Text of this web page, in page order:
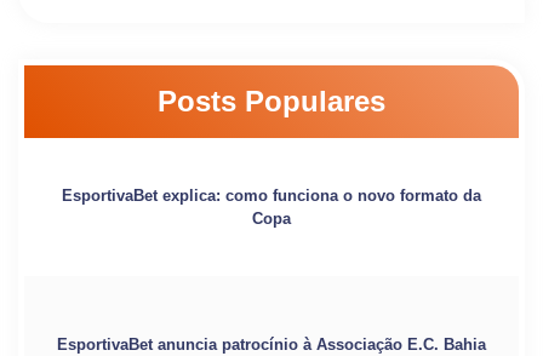
Posts Populares
EsportivaBet explica: como funciona o novo formato da
Copa
EsportivaBet anuncia patrocínio à Associação E.C. Bahia